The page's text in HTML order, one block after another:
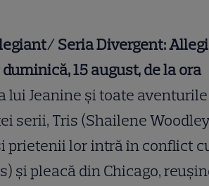
Seria Divergent:
15 august, de la ora
lui Jeanine şi toate aventurile
serii, Tris (Shailene
prietenii lor intră în conflict
şi pleacă din Chicago,